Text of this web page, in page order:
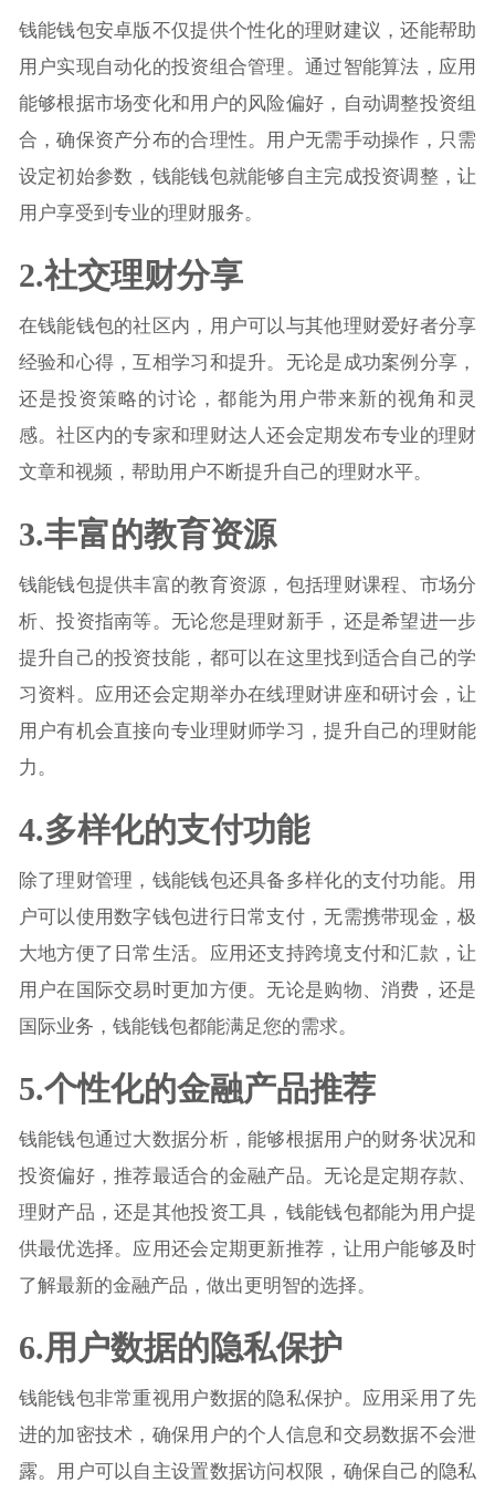
钱能钱包安卓版不仅提供个性化的理财建议，还能帮助
用户实现自动化的投资组合管理。通过智能算法，应用
能够根据市场变化和用户的风险偏好，自动调整投资组
合，确保资产分布的合理性。用户无需手动操作，只需
设定初始参数，钱能钱包就能够自主完成投资调整，让
用户享受到专业的理财服务。
2.社交理财分享
在钱能钱包的社区内，用户可以与其他理财爱好者分享
经验和心得，互相学习和提升。无论是成功案例分享，
还是投资策略的讨论，都能为用户带来新的视角和灵
感。社区内的专家和理财达人还会定期发布专业的理财
文章和视频，帮助用户不断提升自己的理财水平。
3.丰富的教育资源
钱能钱包提供丰富的教育资源，包括理财课程、市场分
析、投资指南等。无论您是理财新手，还是希望进一步
提升自己的投资技能，都可以在这里找到适合自己的学
习资料。应用还会定期举办在线理财讲座和研讨会，让
用户有机会直接向专业理财师学习，提升自己的理财能
力。
4.多样化的支付功能
除了理财管理，钱能钱包还具备多样化的支付功能。用
户可以使用数字钱包进行日常支付，无需携带现金，极
大地方便了日常生活。应用还支持跨境支付和汇款，让
用户在国际交易时更加方便。无论是购物、消费，还是
国际业务，钱能钱包都能满足您的需求。
5.个性化的金融产品推荐
钱能钱包通过大数据分析，能够根据用户的财务状况和
投资偏好，推荐最适合的金融产品。无论是定期存款、
理财产品，还是其他投资工具，钱能钱包都能为用户提
供最优选择。应用还会定期更新推荐，让用户能够及时
了解最新的金融产品，做出更明智的选择。
6.用户数据的隐私保护
钱能钱包非常重视用户数据的隐私保护。应用采用了先
进的加密技术，确保用户的个人信息和交易数据不会泄
露。用户可以自主设置数据访问权限，确保自己的隐私